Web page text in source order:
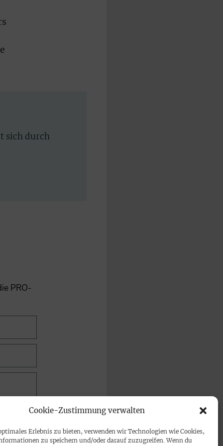
Cookie-Zustimmung verwalten
Erlebnis zu bieten, verwenden wir Technologien wie Cookies,
zu speichern und/oder darauf zuzugreifen. Wenn du
sich durch
PRO-